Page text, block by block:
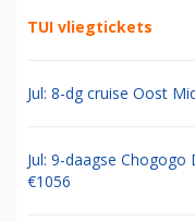
TUI vliegtickets
Jul: 8-dg cruise Oost
Jul: 9-daagse
€1056